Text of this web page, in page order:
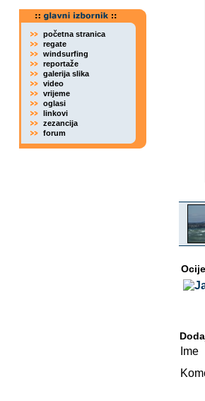
početna stranica
regate
windsurfing
reportaže
galerija slika
video
vrijeme
oglasi
linkovi
zezancija
forum
Ime